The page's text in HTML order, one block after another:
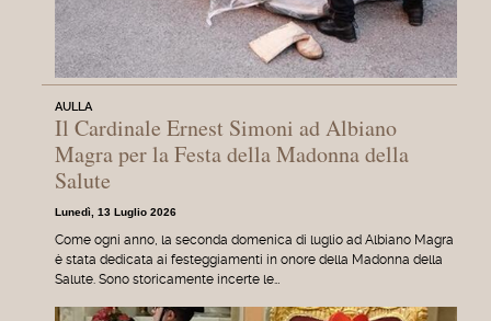
AULLA
Il Cardinale Ernest Simoni ad Albiano
Magra per la Festa della Madonna della
Salute
Lunedì, 13 Luglio 2026
Come ogni anno, la seconda domenica di luglio ad Albiano Magra
è stata dedicata ai festeggiamenti in onore della Madonna della
Salute. Sono storicamente incerte le…